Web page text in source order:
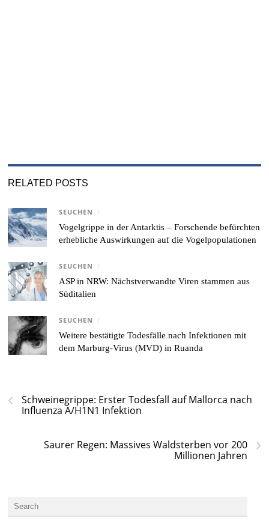
RELATED POSTS
SEUCHEN /
Vogelgrippe in der Antarktis – Forschende befürchten
erhebliche Auswirkungen auf die Vogelpopulationen
SEUCHEN /
ASP in NRW: Nächstverwandte Viren stammen aus
Süditalien
SEUCHEN /
Weitere bestätigte Todesfälle nach Infektionen mit
dem Marburg-Virus (MVD) in Ruanda
‹
Schweinegrippe: Erster Todesfall auf Mallorca nach
Influenza A/H1N1 Infektion
›
Saurer Regen: Massives Waldsterben vor 200
Millionen Jahren